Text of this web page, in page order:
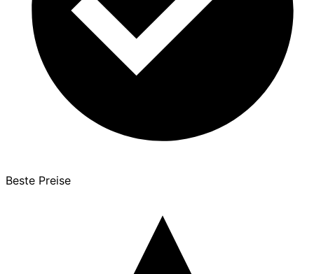
Beste Preise